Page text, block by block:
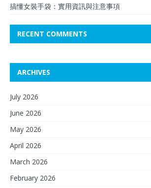
搞懂女裝手袋：實用資訊與注意事項
RECENT COMMENTS
ARCHIVES
July 2026
June 2026
May 2026
April 2026
March 2026
February 2026